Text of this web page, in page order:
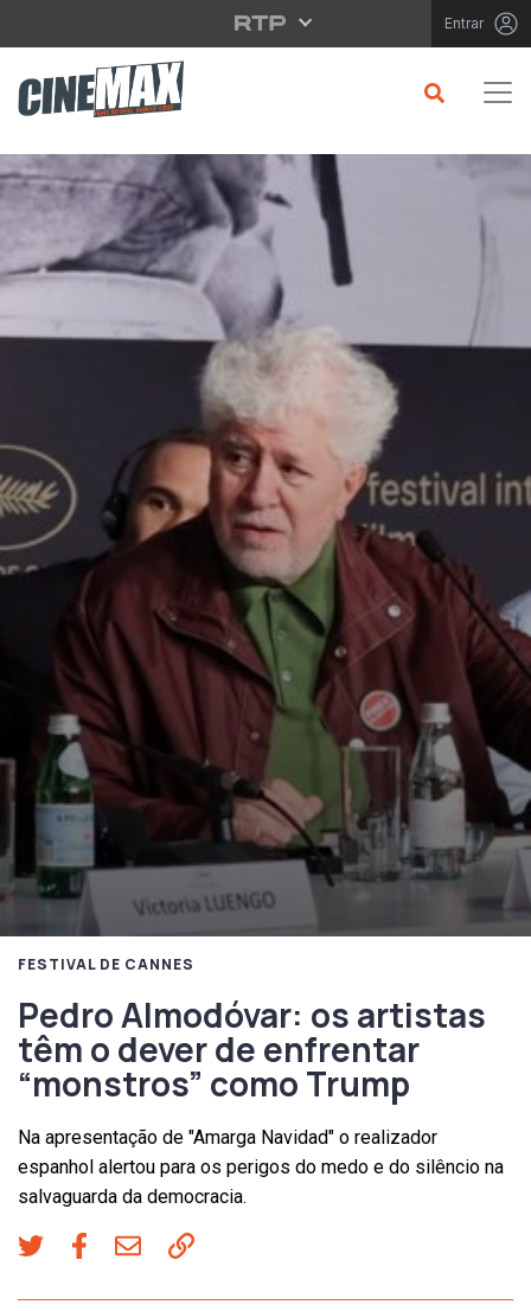
Saltar para o conteúdo principal Entrar
FESTIVAL DE CANNES
Pedro Almodóvar: os artistas
têm o dever de enfrentar
“monstros” como Trump
Na apresentação de "Amarga Navidad" o realizador
espanhol alertou para os perigos do medo e do silêncio na
salvaguarda da democracia.